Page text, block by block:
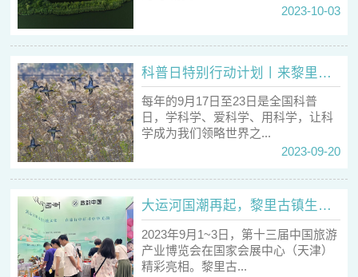
2023-10-03
科普日特别行动计划丨来黎里探秘湿地里的自然科学
每年的9月17日至23日是全国科普
日，学科学、爱科学、用科学，让科
学成为我们领略世界之...
2023-09-20
大运河国潮再起，黎里古镇生动亮相中国旅博会
2023年9月1~3日，第十三届中国旅游
产业博览会在国家会展中心（天津）
精彩亮相。黎里古...